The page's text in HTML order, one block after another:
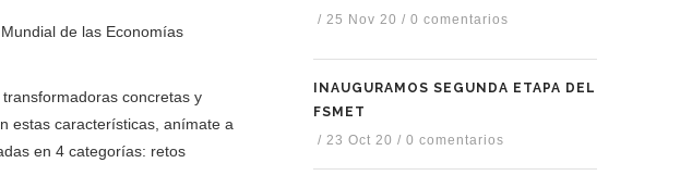
de las Economías
concretas y
estas características, anímate a
en 4 categorías: retos
/ 25 Nov 20 / 0 comentarios
INAUGURAMOS SEGUNDA ETAPA DEL
FSMET
/ 23 Oct 20 / 0 comentarios